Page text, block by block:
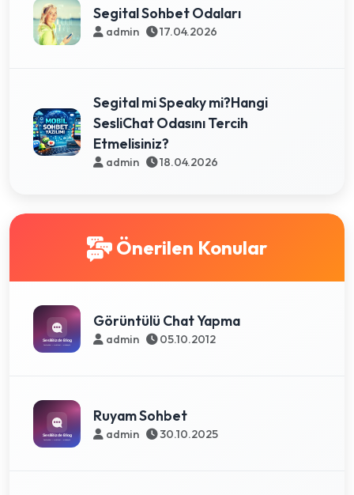
Segital Sohbet Odaları
admin 17.04.2026
Segital mi Speaky mi?Hangi
SesliChat Odasını Tercih
Etmelisiniz?
admin 18.04.2026
Önerilen Konular
Görüntülü Chat Yapma
admin 05.10.2012
Ruyam Sohbet
admin 30.10.2025